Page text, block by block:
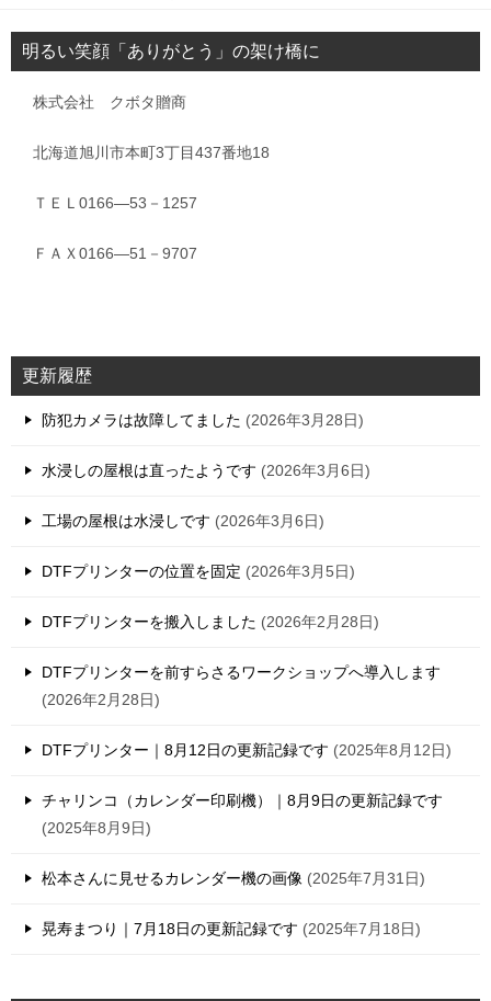
明るい笑顔「ありがとう」の架け橋に
株式会社 クボタ贈商
北海道旭川市本町3丁目437番地18
ＴＥＬ0166―53－1257
ＦＡＸ0166―51－9707
更新履歴
防犯カメラは故障してました 2026年3月28日
水浸しの屋根は直ったようです 2026年3月6日
工場の屋根は水浸しです 2026年3月6日
DTFプリンターの位置を固定 2026年3月5日
DTFプリンターを搬入しました 2026年2月28日
DTFプリンターを前すらさるワークショップへ導入します
2026年2月28日
DTFプリンター｜8月12日の更新記録です 2025年8月12日
チャリンコ（カレンダー印刷機）｜8月9日の更新記録です
2025年8月9日
松本さんに見せるカレンダー機の画像 2025年7月31日
晃寿まつり｜7月18日の更新記録です 2025年7月18日